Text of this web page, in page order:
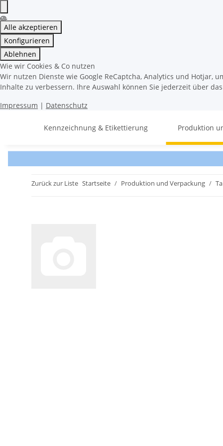
Alle akzeptieren
Konfigurieren
Ablehnen
Wie wir Cookies & Co nutzen
Wir nutzen Dienste wie Google ReCaptcha, Analytics und
Inhalte zu verbessern. Ihre Auswahl können Sie jederzeit über
Impressum | Datenschutz
Kennzeichnung & Etikettierung Produktion
Zurück zur Liste Startseite Produktion und Verpackung